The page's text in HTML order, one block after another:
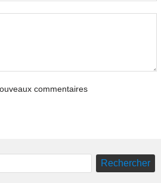
commentaires
Rechercher